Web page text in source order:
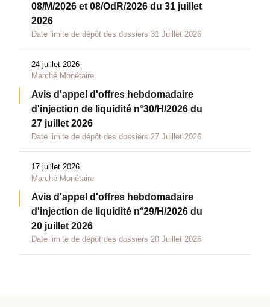
08/M/2026 et 08/OdR/2026 du 31 juillet
2026
Date limite de dépôt des dossiers 31 Juillet 2026
24 juillet 2026
Marché Monétaire
Avis d'appel d'offres hebdomadaire
d'injection de liquidité n°30/H/2026 du
27 juillet 2026
Date limite de dépôt des dossiers 27 Juillet 2026
17 juillet 2026
Marché Monétaire
Avis d'appel d'offres hebdomadaire
d'injection de liquidité n°29/H/2026 du
20 juillet 2026
Date limite de dépôt des dossiers 20 Juillet 2026